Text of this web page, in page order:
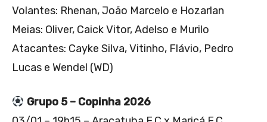
Volantes: Rhenan, João Marcelo e Hozarlan
Meias: Oliver, Caick Vitor, Adelso e Murilo
Atacantes: Cayke Silva, Vitinho, Flávio, Pedro
Lucas e Wendel (WD)
Grupo 5 – Copinha 2026